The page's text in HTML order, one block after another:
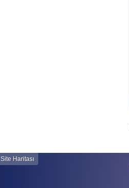
Site Haritası